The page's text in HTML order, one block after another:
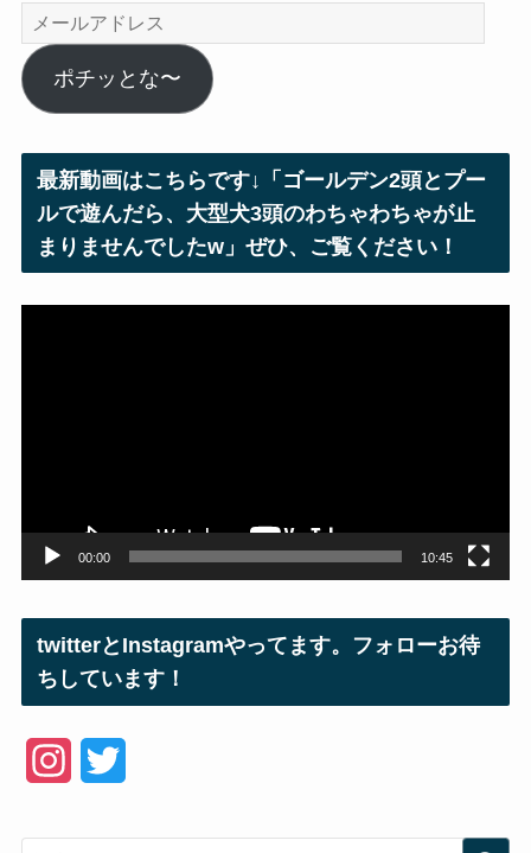
メ
ー
ル
ア
ス
ポチッとな〜
最新動画はこちらです↓「ゴールデン2頭とプー
ルで遊んだら、大型犬3頭のわちゃわちゃが止
まりませんでしたw」ぜひ、ご覧ください！
00:00 10:45
twitterとInstagramやってます。フォローお待
ちしています！